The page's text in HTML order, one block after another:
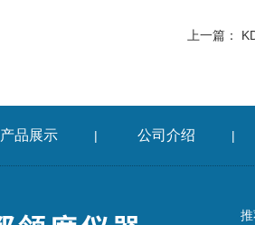
上一篇：
产品展示 | 公司介绍 |